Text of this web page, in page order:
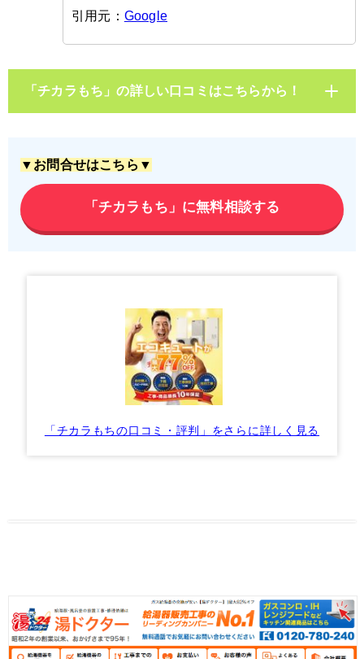
引用元： Google
「チカラもち」の詳しい口コミはこちらから！
▼お問合せはこちら▼
「チカラもち」に無料相談する
「チカラもちの口コミ・評判」をさらに詳しく見る